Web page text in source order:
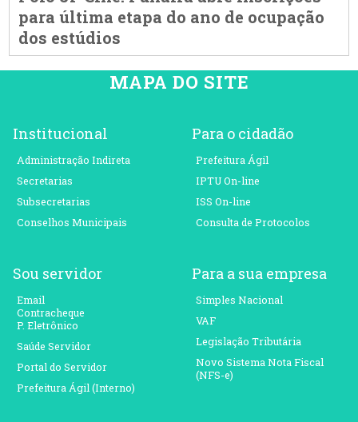
para última etapa do ano de ocupação
dos estúdios
MAPA DO SITE
Institucional
Administração Indireta
Secretarias
Subsecretarias
Conselhos Municipais
Para o cidadão
Prefeitura Ágil
IPTU On-line
ISS On-line
Consulta de Protocolos
Sou servidor
Email
Contracheque
P. Eletrônico
Saúde Servidor
Portal do Servidor
Prefeitura Ágil (Interno)
Para a sua empresa
Simples Nacional
VAF
Legislação Tributária
Novo Sistema Nota Fiscal
(NFS-e)